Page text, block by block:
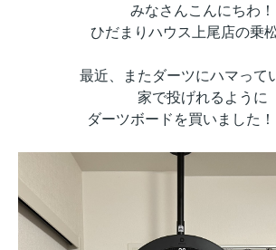
みなさんこんにちわ！
ひだまりハウス上尾店の乗
最近、またダーツにハマって
家で投げれるように
ダーツボードを買いました！